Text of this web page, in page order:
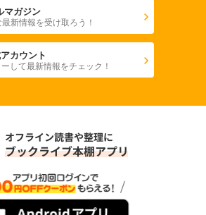
マガジン
新情報を受け取ろう！
カウント
して最新情報をチェック！